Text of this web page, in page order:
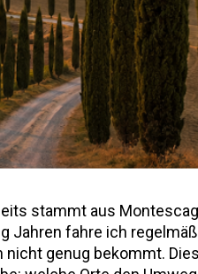
stammt aus
Jahren fahre ich
genug bekommt.